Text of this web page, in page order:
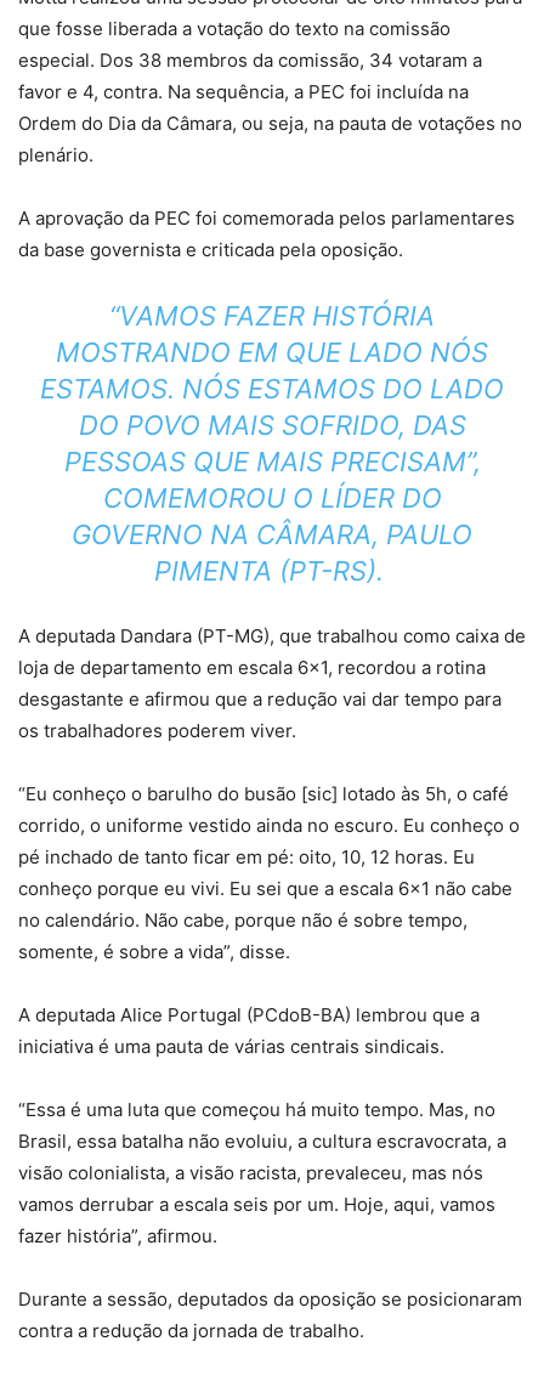
que fosse liberada a votação do texto na comissão
especial. Dos 38 membros da comissão, 34 votaram a
favor e 4, contra. Na sequência, a PEC foi incluída na
Ordem do Dia da Câmara, ou seja, na pauta de votações no
plenário.
A aprovação da PEC foi comemorada pelos parlamentares
da base governista e criticada pela oposição.
“VAMOS FAZER HISTÓRIA
MOSTRANDO EM QUE LADO NÓS
ESTAMOS. NÓS ESTAMOS DO LADO
DO POVO MAIS SOFRIDO, DAS
PESSOAS QUE MAIS PRECISAM”,
COMEMOROU O LÍDER DO
GOVERNO NA CÂMARA, PAULO
PIMENTA (PT-RS).
A deputada Dandara (PT-MG), que trabalhou como caixa de
loja de departamento em escala 6×1, recordou a rotina
desgastante e afirmou que a redução vai dar tempo para
os trabalhadores poderem viver.
“Eu conheço o barulho do busão [sic] lotado às 5h, o café
corrido, o uniforme vestido ainda no escuro. Eu conheço o
pé inchado de tanto ficar em pé: oito, 10, 12 horas. Eu
conheço porque eu vivi. Eu sei que a escala 6×1 não cabe
no calendário. Não cabe, porque não é sobre tempo,
somente, é sobre a vida”, disse.
A deputada Alice Portugal (PCdoB-BA) lembrou que a
iniciativa é uma pauta de várias centrais sindicais.
“Essa é uma luta que começou há muito tempo. Mas, no
Brasil, essa batalha não evoluiu, a cultura escravocrata, a
visão colonialista, a visão racista, prevaleceu, mas nós
vamos derrubar a escala seis por um. Hoje, aqui, vamos
fazer história”, afirmou.
Durante a sessão, deputados da oposição se posicionaram
contra a redução da jornada de trabalho.